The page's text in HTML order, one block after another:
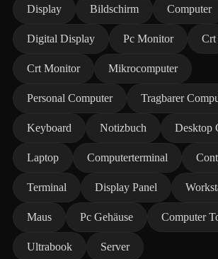
Display Bildschirm Computer
Digital Display Pc Monitor Crt
Crt Monitor Mikrocomputer
Personal Computer Tragbarer
Keyboard Notizbuch Desktop
Laptop Computerterminal
Terminal Display Panel
Maus Pc Gehäuse Computer
Ultrabook Server